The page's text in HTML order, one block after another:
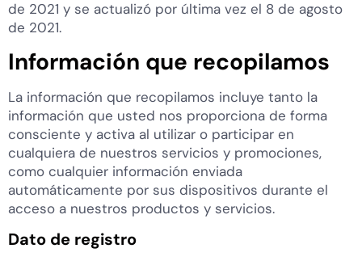
de 2021 y se actualizó por última vez el 8 de agosto
de 2021.
Información que recopilamos
La información que recopilamos incluye tanto la
información que usted nos proporciona de forma
consciente y activa al utilizar o participar en
cualquiera de nuestros servicios y promociones,
como cualquier información enviada
automáticamente por sus dispositivos durante el
acceso a nuestros productos y servicios.
Dato de registro